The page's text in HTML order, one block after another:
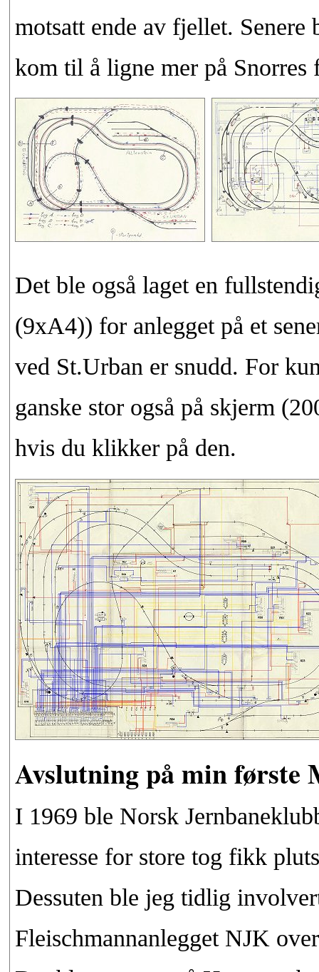
motsatt ende av fjellet.
kom til å ligne mer på Snorres
Det ble også laget en
(9xA4)) for anlegget på et
ved St.Urban er snudd. For
ganske stor også på skjerm
hvis du klikker på den.
Avslutning på min første
I 1969 ble Norsk
interesse for store tog fikk
Dessuten ble jeg tidlig
Fleischmannanlegget NJK